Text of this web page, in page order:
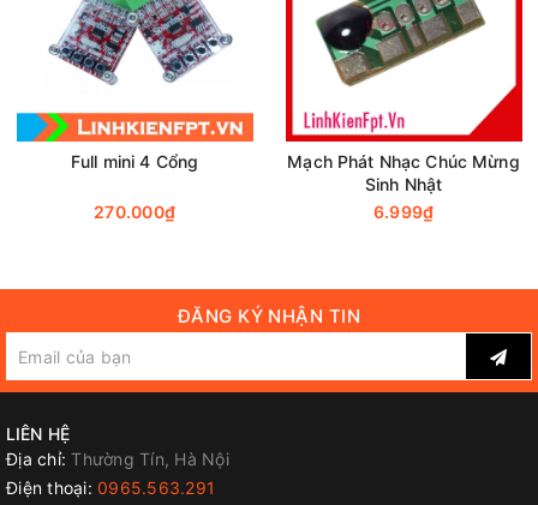
Một số hình ảnh được cắt ra từ Clip mà anh Thắng đã
thực hiện
Full mini 4 Cổng
270.000₫
Mạch Phát Nhạc Chúc Mừng
Sinh Nhật
6.999₫
ĐĂNG KÝ NHẬN TIN
LIÊN HỆ
Địa chỉ: Thường Tín, Hà Nội
Điện thoại: 0965.563.291